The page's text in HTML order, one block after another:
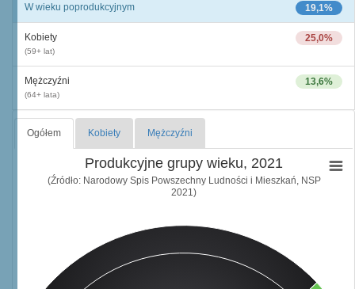
19,1%
W wieku poprodukcyjnym
25,0%
Kobiety
(59+ lat)
13,6%
Mężczyźni
(64+ lata)
Ogółem Kobiety Mężczyźni
Produkcyjne grupy wieku, 2021
(Źródło: Narodowy Spis Powszechny Ludności i Mieszkań, NSP
2021)